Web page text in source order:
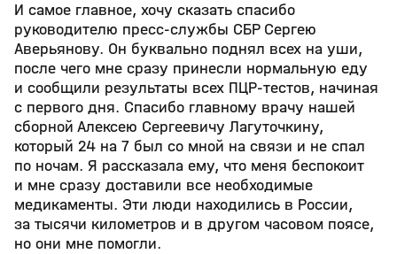
И самое главное, хочу сказать спасибо
руководителю пресс-службы СБР Сергею
Аверьянову. Он буквально поднял всех на уши,
после чего мне сразу принесли нормальную еду
и сообщили результаты всех ПЦР-тестов, начиная
с первого дня. Спасибо главному врачу нашей
сборной Алексею Сергеевичу Лагуточкину,
который 24 на 7 был со мной на связи и не спал
по ночам. Я рассказала ему, что меня беспокоит
и мне сразу доставили все необходимые
медикаменты. Эти люди находились в России,
за тысячи километров и в другом часовом поясе,
но они мне помогли.